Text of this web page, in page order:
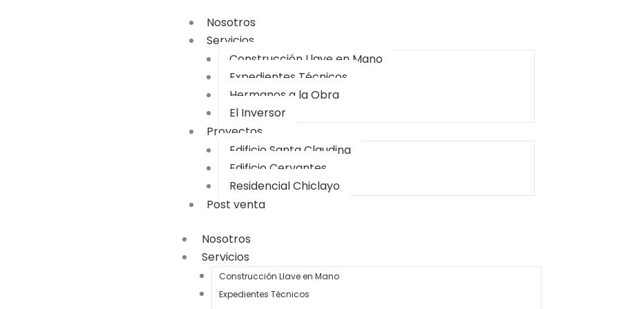
Nosotros
Servicios
Construcción Llave en Mano
Expedientes Técnicos
Hermanos a la Obra
El Inversor
Proyectos
Edificio Santa Claudina
Edificio Cervantes
Residencial Chiclayo
Post venta
Nosotros
Servicios
Construcción Llave en Mano
Expedientes Técnicos